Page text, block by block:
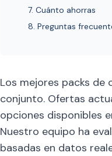
7. Cuánto ahorras
8. Preguntas
Los mejores packs de
conjunto. Ofertas
opciones disponibles
Nuestro equipo ha
basadas en datos